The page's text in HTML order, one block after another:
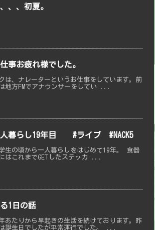
、、初夏。
事お疲れ様でした。
は、ナレーターというお仕事をしています。前
地方FMでアナウンサーをしてい ...
暮らし19年目 #ライブ #NACK5
生の頃から一人暮らしをはじめて19年。 食器
はこれまでGETしたステッカ ...
1日の話
あたりから早起きの生活を続けております。昨
誕生日でしたが平常運行でした。 ...